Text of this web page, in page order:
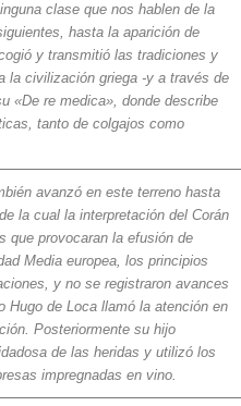
clase que nos hablen de la
hasta la aparición de
y transmitió las tradiciones y
la civilización griega -y a través de
«De re medica», donde describe
tanto de colgajos como
avanzó en este terreno hasta
la cual la interpretación del Corán
que provocaran la efusión de
Media europea, los principios
y no se registraron avances
Hugo de Loca llamó la atención en
Posteriormente su hijo
de las heridas y utilizó los
impregnadas en vino.